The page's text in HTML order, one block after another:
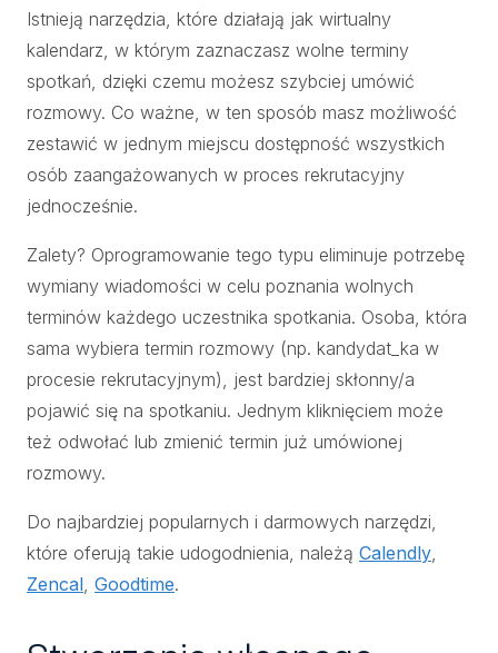
Istnieją narzędzia, które działają jak wirtualny
kalendarz, w którym zaznaczasz wolne terminy
spotkań, dzięki czemu możesz szybciej umówić
rozmowy. Co ważne, w ten sposób masz możliwość
zestawić w jednym miejscu dostępność wszystkich
osób zaangażowanych w proces rekrutacyjny
jednocześnie.
Zalety? Oprogramowanie tego typu eliminuje potrzebę
wymiany wiadomości w celu poznania wolnych
terminów każdego uczestnika spotkania. Osoba, która
sama wybiera termin rozmowy (np. kandydat_ka w
procesie rekrutacyjnym), jest bardziej skłonny/a
pojawić się na spotkaniu. Jednym kliknięciem może
też odwołać lub zmienić termin już umówionej
rozmowy.
Do najbardziej popularnych i darmowych narzędzi,
które oferują takie udogodnienia, należą Calendly,
Zencal, Goodtime.